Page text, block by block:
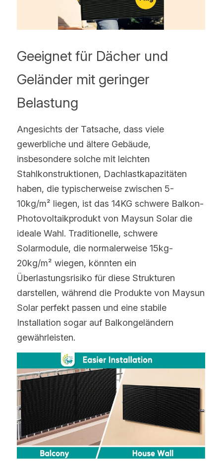
Geeignet für Dächer und
Geländer mit geringer
Belastung
Angesichts der Tatsache, dass viele
gewerbliche und ältere Gebäude,
insbesondere solche mit leichten
Stahlkonstruktionen, Dachlastkapazitäten
haben, die typischerweise zwischen 5-
10kg/m² liegen, ist das 14KG schwere Balkon-
Photovoltaikprodukt von Maysun Solar die
ideale Wahl. Traditionelle, schwere
Solarmodule, die normalerweise 15kg-
20kg/m² wiegen, könnten ein
Überlastungsrisiko für diese Strukturen
darstellen, während die Produkte von Maysun
Solar perfekt passen und eine stabile
Installation sogar auf Balkongeländern
gewährleisten.